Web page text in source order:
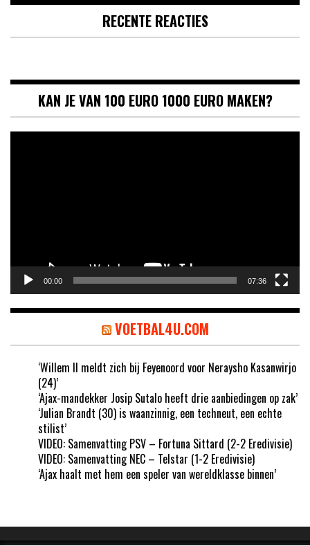
RECENTE REACTIES
KAN JE VAN 100 EURO 1000 EURO MAKEN?
00:00 07:36
VOETBAL4U.COM
‘Willem II meldt zich bij Feyenoord voor Neraysho Kasanwirjo
(24)’
‘Ajax-mandekker Josip Sutalo heeft drie aanbiedingen op zak’
‘Julian Brandt (30) is waanzinnig, een techneut, een echte
stilist’
VIDEO: Samenvatting PSV – Fortuna Sittard (2-2 Eredivisie)
VIDEO: Samenvatting NEC – Telstar (1-2 Eredivisie)
‘Ajax haalt met hem een speler van wereldklasse binnen’